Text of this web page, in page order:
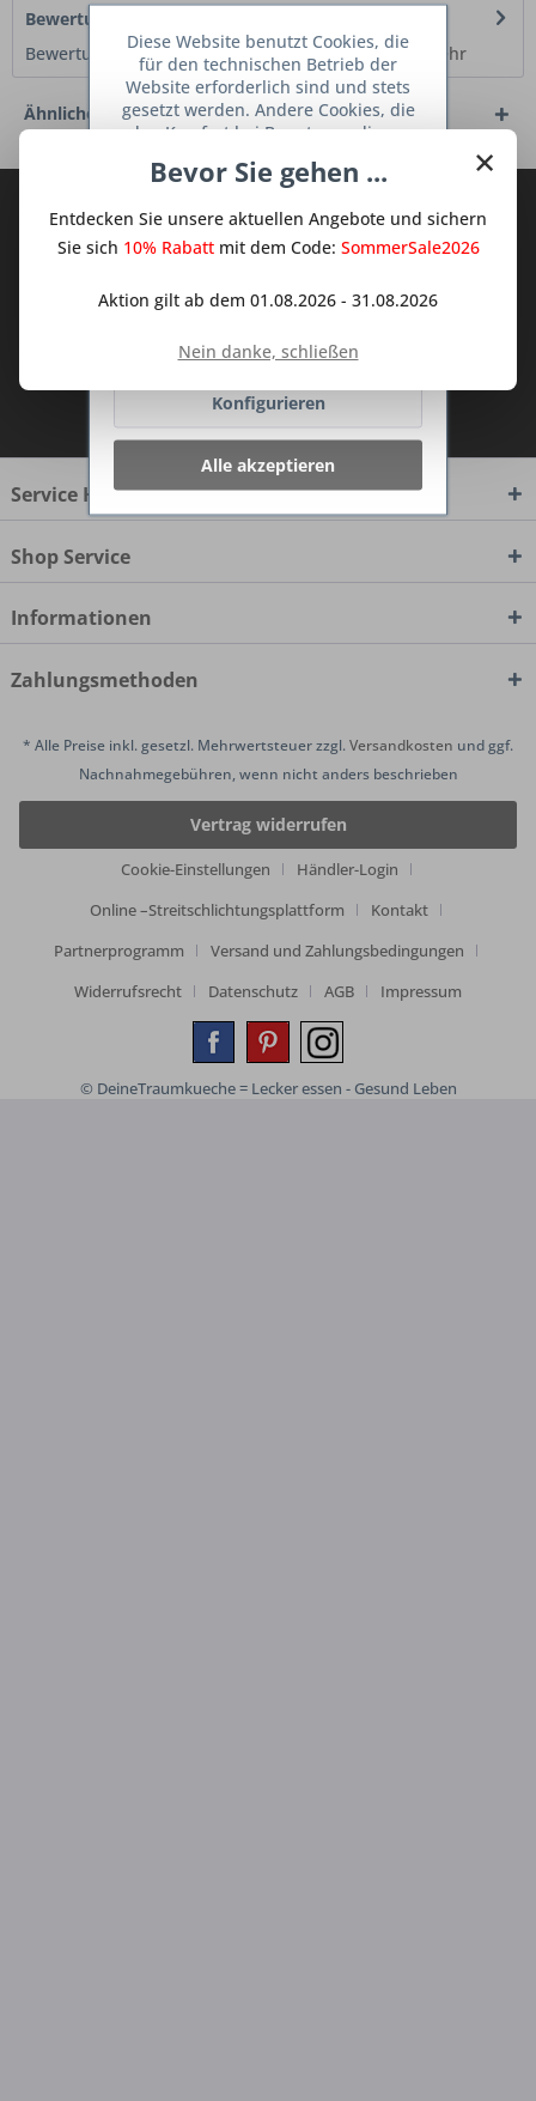
Bewertungen
Bewertungen lesen, schreiben und diskutieren...
mehr
Ähnliche Artikel
TraumKüche Newsletter und verpassen
dem Traum Küchen - Shop.
Ich habe dieDatenschutzbestimmungen
zur Kenntnis genommen.
Service Hotline
Shop Service
Informationen
Zahlungsmethoden
* Alle Preise inkl. gesetzl. Mehrwertsteuer zzgl.Versandkosten und ggf.
Nachnahmegebühren, wenn nicht anders beschrieben
Vertrag widerrufen
Cookie-Einstellungen
Händler-Login
Online –Streitschlichtungsplattform
Kontakt
Partnerprogramm
Versand und Zahlungsbedingungen
Widerrufsrecht
Datenschutz AGB Impressum
© DeineTraumkueche = Lecker essen - Gesund Leben
×
Bevor Sie gehen ...
Entdecken Sie unsere aktuellen Angebote und sichern
Sie sich 10% Rabattmit dem Code: SommerSale2026
Aktion gilt ab dem 01.08.2026 - 31.08.2026
Nein danke, schließen
Diese Website benutzt Cookies, die
für den technischen Betrieb der
Website erforderlich sind und stets
gesetzt werden. Andere Cookies, die
den Komfort bei Benutzung dieser
dienen oder die Interaktion mit
Netzwerken vereinfachen sollen,
werden nur mit Ihrer Zustimmung
Ablehnen
Konfigurieren
Alle akzeptieren